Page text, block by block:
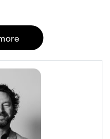
je de voordeur van de
toilet, waarna je
doorzonwoonkamer (ca.
is voorzien van
een 5-pits gasfornuis
met vriesladen, een
vaatwasser. Achter in de